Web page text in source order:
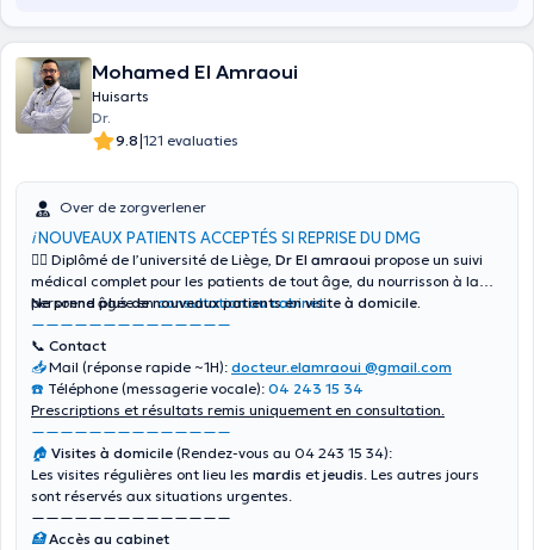
Mohamed El Amraoui
Huisarts
Dr.
9.8|121 evaluaties
Over de zorgverlener
ℹ️NOUVEAUX PATIENTS ACCEPTÉS SI REPRISE DU DMG
👨‍⚕️ Diplômé de l’université de Liège, Dr El amraoui propose un suivi
médical complet pour les patients de tout âge, du nourrisson à la
personne âgée enconsultation au cabinet.
Ne prend plus de nouveaux patients en visite à domicile.
——————————————
📞 Contact
📥Mail (réponse rapide ~1H): docteur.elamraoui @gmail.com
☎️ Téléphone (messagerie vocale): 04 243 15 34
Prescriptions et résultats remis uniquement en consultation.
——————————————
🏠 Visites à domicile (Rendez-vous au 04 243 15 34):
Les visites régulières ont lieu les mardis et jeudis. Les autres jours
sont réservés aux situations urgentes.
——————————————
🏥Accès au cabinet